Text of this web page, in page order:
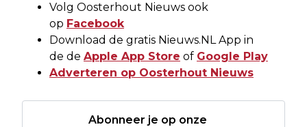
Volg Oosterhout Nieuws ook
op Facebook
Download de gratis Nieuws.NL App in
de de Apple App Store of Google Play
Adverteren op Oosterhout Nieuws
Abonneer je op onze